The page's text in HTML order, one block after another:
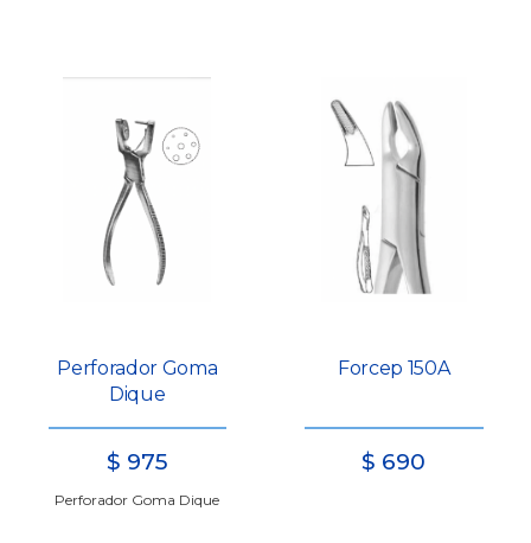
Perforador Goma
Dique
$ 975
Perforador Goma Dique
Forcep 150A
$ 690